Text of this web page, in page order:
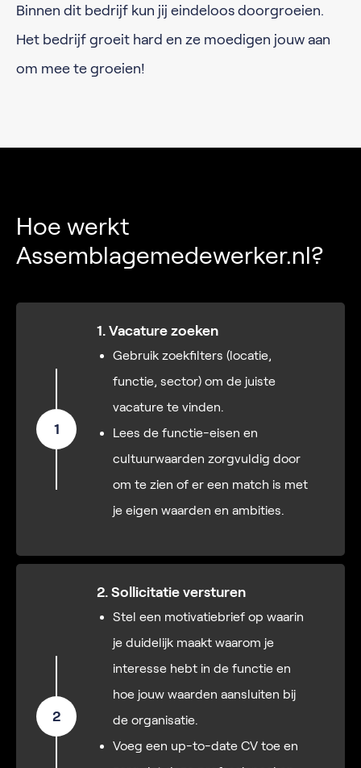
Binnen dit bedrijf kun jij eindeloos doorgroeien.
Het bedrijf groeit hard en ze moedigen jouw aan
om mee te groeien!
Hoe werkt
Assemblagemedewerker.nl?
1
1. Vacature zoeken
Gebruik zoekfilters (locatie,
functie, sector) om de juiste
vacature te vinden.
Lees de functie-eisen en
cultuurwaarden zorgvuldig door
om te zien of er een match is met
je eigen waarden en ambities.
2
2. Sollicitatie versturen
Stel een motivatiebrief op waarin
je duidelijk maakt waarom je
interesse hebt in de functie en
hoe jouw waarden aansluiten bij
de organisatie.
Voeg een up-to-date CV toe en